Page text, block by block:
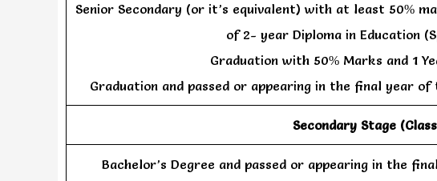
Senior Secondary (or it’s equivalent) with at least 50%
of 2- year Diploma in Education
Graduation with 50% Marks and 1
Graduation and passed or appearing in the final year
Secondary Stage
Bachelor’s Degree and passed or appearing in the